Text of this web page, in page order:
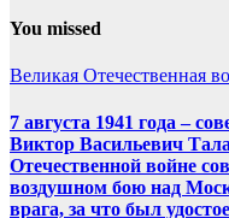
You missed
Великая Отечественная
7 августа 1941 года –
Виктор Васильевич
Отечественной войне
воздушном бою над
врага, за что был